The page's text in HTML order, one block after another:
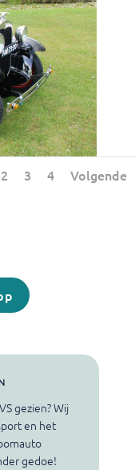
2 3 4 Volgende
gezien? Wij
en het
gedoe!